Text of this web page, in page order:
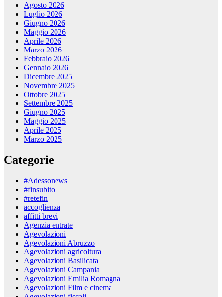
Agosto 2026
Luglio 2026
Giugno 2026
Maggio 2026
Aprile 2026
Marzo 2026
Febbraio 2026
Gennaio 2026
Dicembre 2025
Novembre 2025
Ottobre 2025
Settembre 2025
Giugno 2025
Maggio 2025
Aprile 2025
Marzo 2025
Categorie
#Adessonews
#finsubito
#retefin
accoglienza
affitti brevi
Agenzia entrate
Agevolazioni
Agevolazioni Abruzzo
Agevolazioni agricoltura
Agevolazioni Basilicata
Agevolazioni Campania
Agevolazioni Emilia Romagna
Agevolazioni Film e cinema